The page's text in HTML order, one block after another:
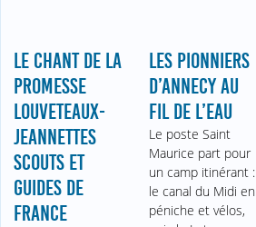
LE CHANT DE LA
PROMESSE
LOUVETEAUX-
JEANNETTES
SCOUTS ET
GUIDES DE
FRANCE
LES PIONNIERS
D’ANNECY AU
FIL DE L’EAU
Le poste Saint
Maurice part pour
un camp itinérant :
le canal du Midi en
péniche et vélos,